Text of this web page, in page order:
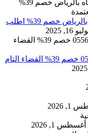
افضل شركة كشف تسربات المياه بالرياض خصم 39% اطلب
16, 2025
مكافحة حشرات بالرياض 055650170 خصم 39% القضاء التام
2026
أغسطس 1, 2026